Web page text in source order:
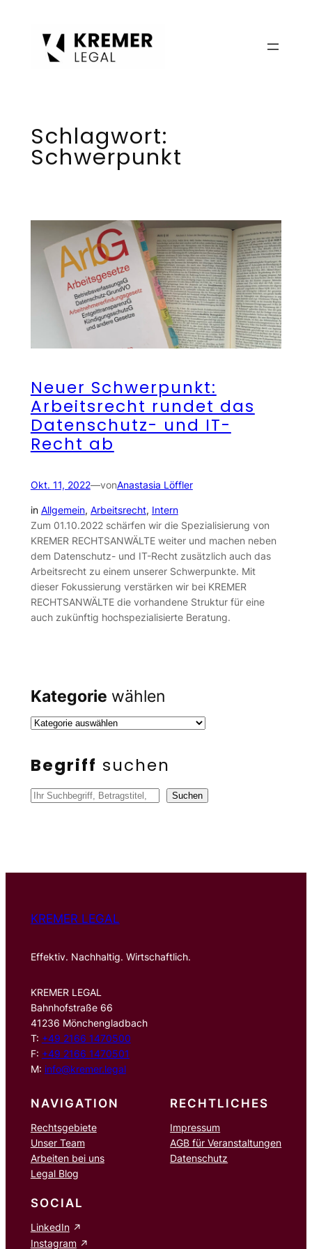
Schlagwort:
Schwerpunkt
Neuer Schwerpunkt:
Arbeitsrecht rundet das
Datenschutz- und IT-
Recht ab
Okt. 11, 2022—vonAnastasia Löffler
in Allgemein, Arbeitsrecht, Intern
Zum 01.10.2022 schärfen wir die Spezialisierung von
KREMER RECHTSANWÄLTE weiter und machen neben
dem Datenschutz- und IT-Recht zusätzlich auch das
Arbeitsrecht zu einem unserer Schwerpunkte. Mit
dieser Fokussierung verstärken wir bei KREMER
RECHTSANWÄLTE die vorhandene Struktur für eine
auch zukünftig hochspezialisierte Beratung.
Kategorie wählen
Begriff suchen
S
n
Suchen
KREMER LEGAL
Effektiv. Nachhaltig. Wirtschaftlich.
KREMER LEGAL
Bahnhofstraße 66
41236 Mönchengladbach
T: +49 2166 1470500
F: +49 2166 1470501
M: info@kremer.legal
NAVIGATION
Rechtsgebiete
Unser Team
Arbeiten bei uns
Legal Blog
RECHTLICHES
Impressum
AGB für Veranstaltungen
Datenschutz
SOCIAL
LinkedIn
Instagram